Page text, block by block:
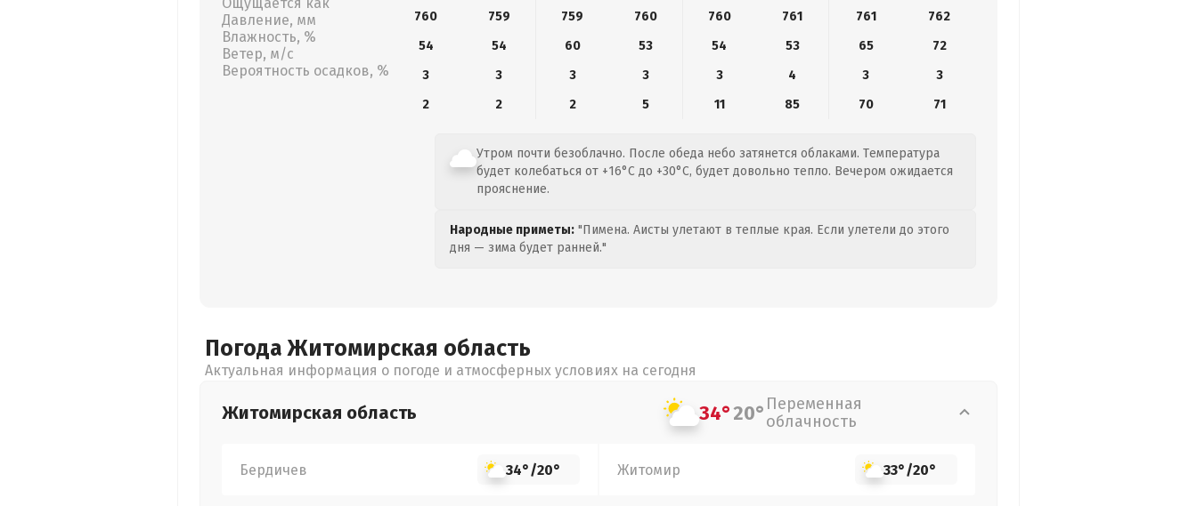
Давление, мм
Влажность, %
Ветер, м/с
Вероятность осадков, %
760 759 759 760 760 761 761
762
54
54 60 53 54 53 65
72
3
3 3 3 3 4 3
3
2
2 2 5 11 85 70 71
Утром почти безоблачно. После обеда небо затянется облаками. Температура
будет колебаться от +16°C до +30°C, будет довольно тепло. Вечером ожидается
прояснение.
Народные приметы: "Пимена. Аисты улетают в теплые края. Если улетели до этого
дня — зима будет ранней."
Погода Житомирская область
Актуальная информация о погоде и атмосферных условиях на сегодня
Житомирская область 34°20° Переменная
облачность
Бердичев 34°/20° Житомир 33°/20°